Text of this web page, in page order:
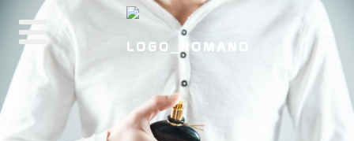
PRODUCTS
ABOUT ROMANO